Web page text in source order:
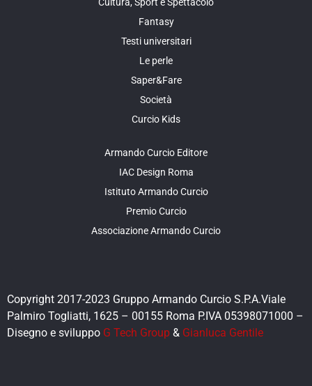
Fantasy
Testi universitari
Le perle
Saper&Fare
Società
Curcio Kids
Armando Curcio Editore
IAC Design Roma
Istituto Armando Curcio
Premio Curcio
Associazione Armando Curcio
Copyright 2017-2023 Gruppo Armando Curcio S.P.A.Viale
Palmiro Togliatti, 1625 – 00155 Roma P.IVA 05398071000 –
Disegno e sviluppo G Tech Group & Gianluca Gentile